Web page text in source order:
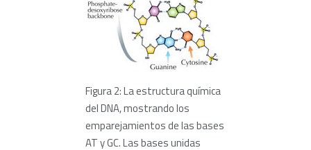
Figura 2: La estructura química
del DNA, mostrando los
emparejamientos de las bases
AT y GC. Las bases unidas